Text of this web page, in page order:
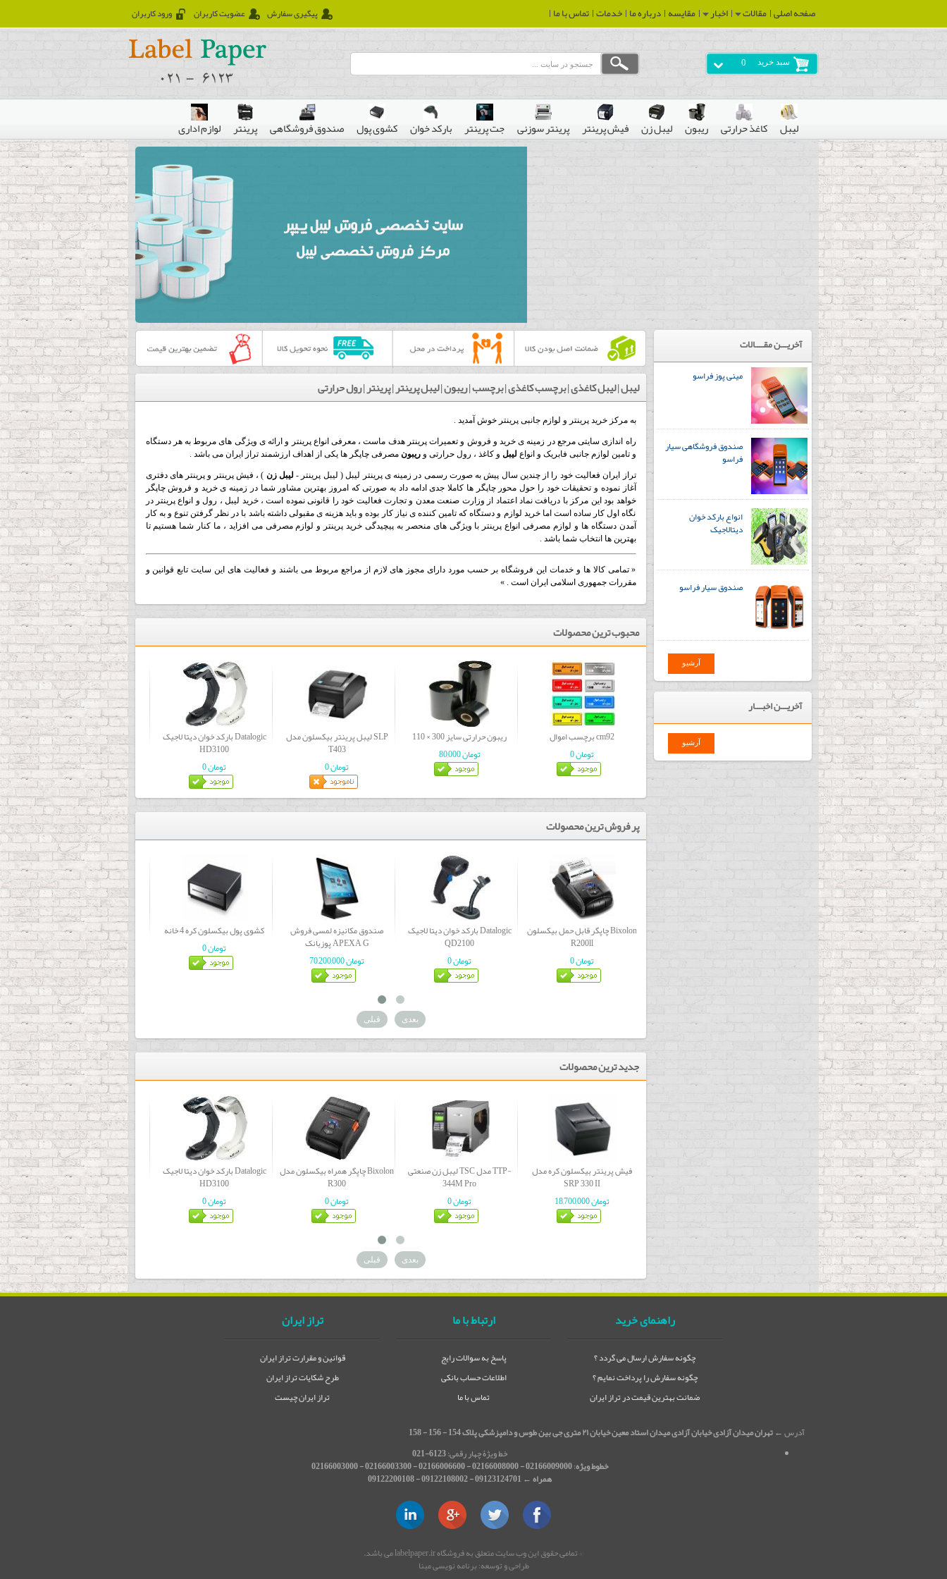
ورود کاربران عضویت کاربران پیگیری سفارش صفحه اصلی مقالات اخبار مقایسه درباره ما خدمات تماس با ما
سبد خرید 0
لیبل کاغذ حرارتی ریبون لیبل زن فیش پرینتر پرینتر سوزنی جت پرینتر بارکد خوان کشوی پول صندوق فروشگاهی پرینتر لوازم اداری
آخریـــن مقــــالات
مینی پوز فراسو
صندوق فروشگاهی سیار
فراسو
انواع بارکد خوان
دیتالاجیک
صندوق سیار فراسو
آرشیو
آخریـــن اخبـــار
آرشیو
لیبل | لیبل کاغذی | برچسب کاغذی | برچسب | ریبون | لیبل پرینتر | پرینتر | رول حرارتی
به مرکز خرید پرینتر و لوازم جانبی پرینتر خوش آمدید .
راه اندازی سایتی مرجع در زمینه ی خرید و فروش و تعمیرات پرینتر هدف ماست ، معرفی انواع پرینتر و ارائه ی ویژگی های مربوط به هر دستگاه
و تامین لوازم جانبی فابریک و انواع لیبل و کاغذ ، رول حرارتی وریبون مصرفی چاپگر ها یکی از اهداف ارزشمند تراز ایران می باشد .
تراز ایران فعالیت خود را از چندین سال پیش به صورت رسمی در زمینه ی پرینتر لیبل ( لیبل پرینتر - لیبل زن ) ، فیش پرینتر و پرینتر های دفتری
آغاز نموده و تحقیقات خود را حول محور چاپگر ها کاملا جدی ادامه داد به صورتی که امروز بهترین مشاور شما در زمینه ی خرید و فروش چاپگر
خواهد بود این مرکز با دریافت نماد اعتماد از وزارت صنعت معدن و تجارت فعالیت خود را قانونی نموده است ،خرید لیبل، رول و انواع پرینتر در
نگاه اول کار ساده است اما خرید لوازم و دستگاه که تامین کننده ی نیاز کار بوده و باید هزینه ی مقبولی داشته باشد با در نظر گرفتن تنوع و به کار
آمدن دستگاه ها و لوازم مصرفی انواع پرینتر با ویژگی های منحصر به پیچیدگی خرید پرینتر و لوازم مصرفی می افزاید ، ما کنار شما هستیم تا
بهترین ها انتخاب شما باشد .
« تمامی کالا ها و خدمات این فروشگاه بر حسب مورد دارای مجوز های لازم از مراجع مربوط می باشند و فعالیت های این سایت تابع قوانین و
مقررات جمهوری اسلامی ایران است . »
محبوب ترین محصولات
بارکد خوان دیتا لاجیک Datalogic
HD3100
0 تومان
لیبل پرینتر بیکسلون مدل SLP
T403
0 تومان
ریبون حرارتی سایز 300 × 110
80,000 تومان
برچسب اموال cm92
0 تومان
پر فروش ترین محصولات
کشوی پول بیکسلون کره 4 خانه
0 تومان
صندوق مکانیزه لمسی فروش
پوزبانک APEXA G
70,200,000 تومان
بارکد خوان دیتا لاجیک Datalogic
QD2100
0 تومان
چاپگر قابل حمل بیکسلون Bixolon
R200ll
0 تومان
فیش پرینتر بیکسلون کره مدل
قبلی بعدی
جدید ترین محصولات
بارکد خوان دیتا لاجیک Datalogic
HD3100
0 تومان
چاپگر همراه بیکسلون مدل Bixolon
R300
0 تومان
لیبل زن صنعتی TSC مدل TTP-
344M Pro
0 تومان
فیش پرینتر بیکسلون کره مدل
SRP 330 II
18,700,000 تومان
ریبون رزین قرمز سایز 110 × 300
قبلی بعدی
راهنمای خرید
چگونه سفارش ارسال می گردد ؟
چگونه سفارش را پرداخت نمایم ؟
ضمانت بهترین قیمت در تراز ایران
ارتباط با ما
پاسخ به سوالات رایج
اطلاعات حساب بانکی
تماس با ما
تراز ایران
قوانین و مقرارت تراز ایران
طرح شکایات تراز ایران
تراز ایران چیست
آدرس ←تهران میدان آزادی خیابان آزادی میدان استاد معین خیابان ۲۱ متری جی بین طوس و دامپزشکی پلاک 154 - 156 - 158
خط ویژۀ چهار رقمی:6123-021
خطوط ویژه:
02166009000 - 02166008000 - 02166006600 - 02166003300 - 02166003000
همراه ← 09123124701 - 09122108002 - 09122200108
© تمامی حقوق این وب سایت متعلق به فروشگاه labelpaper.ir می باشد.
طراحی و توسعه:برنامه نویسی مبنا